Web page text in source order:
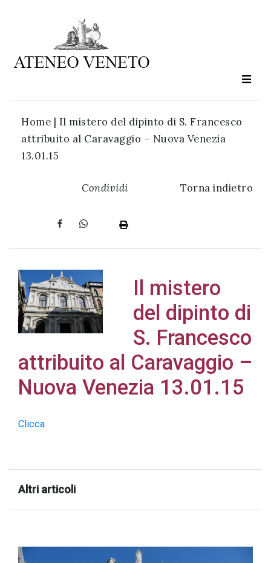
Home | Il mistero del dipinto di S. Francesco
attribuito al Caravaggio – Nuova Venezia
13.01.15
Condividi Torna indietro
Il mistero
del dipinto di
S. Francesco
attribuito al Caravaggio –
Nuova Venezia 13.01.15
Clicca
Altri articoli
Ateneo
è
cultura
movimento
newsletter:
all'uso dei
miei dati
personali in
con il
successo!